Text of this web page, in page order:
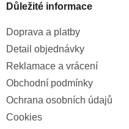
Důležité informace
Doprava a platby
Detail objednávky
Reklamace a vrácení
Obchodní podmínky
Ochrana osobních údajů
Cookies